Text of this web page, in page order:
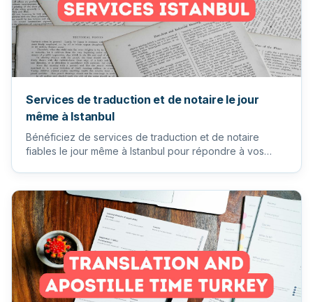
Services de traduction et de notaire le jour
même à Istanbul
Bénéficiez de services de traduction et de notaire
fiables le jour même à Istanbul pour répondre à vos